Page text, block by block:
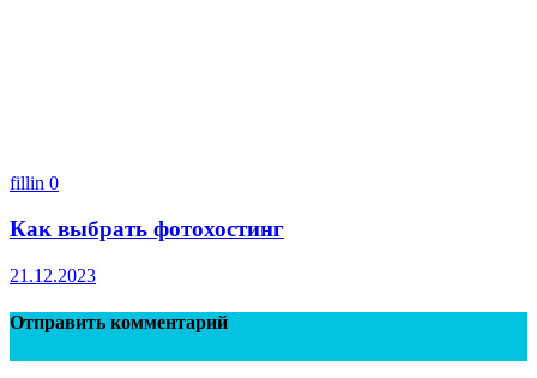
fillin 0
Как выбрать фотохостинг
21.12.2023
Отправить комментарий